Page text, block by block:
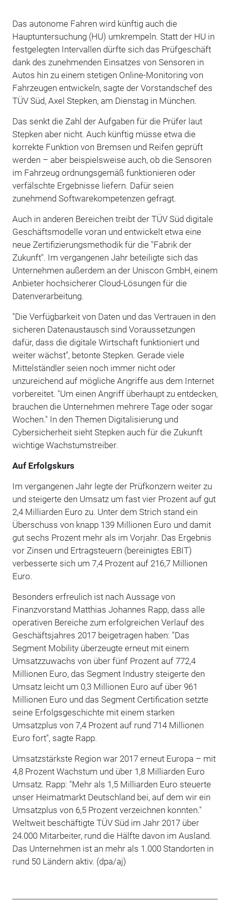
Das autonome Fahren wird künftig auch die
Hauptuntersuchung (HU) umkrempeln. Statt der HU in
festgelegten Intervallen dürfte sich das Prüfgeschäft
dank des zunehmenden Einsatzes von Sensoren in
Autos hin zu einem stetigen Online-Monitoring von
Fahrzeugen entwickeln, sagte der Vorstandschef des
TÜV Süd, Axel Stepken, am Dienstag in München.
Das senkt die Zahl der Aufgaben für die Prüfer laut
Stepken aber nicht. Auch künftig müsse etwa die
korrekte Funktion von Bremsen und Reifen geprüft
werden – aber beispielsweise auch, ob die Sensoren
im Fahrzeug ordnungsgemäß funktionieren oder
verfälschte Ergebnisse liefern. Dafür seien
zunehmend Softwarekompetenzen gefragt.
Auch in anderen Bereichen treibt der TÜV Süd digitale
Geschäftsmodelle voran und entwickelt etwa eine
neue Zertifizierungsmethodik für die "Fabrik der
Zukunft". Im vergangenen Jahr beteiligte sich das
Unternehmen außerdem an der Uniscon GmbH, einem
Anbieter hochsicherer Cloud-Lösungen für die
Datenverarbeitung.
"Die Verfügbarkeit von Daten und das Vertrauen in den
sicheren Datenaustausch sind Voraussetzungen
dafür, dass die digitale Wirtschaft funktioniert und
weiter wächst", betonte Stepken. Gerade viele
Mittelständler seien noch immer nicht oder
unzureichend auf mögliche Angriffe aus dem Internet
vorbereitet. "Um einen Angriff überhaupt zu entdecken,
brauchen die Unternehmen mehrere Tage oder sogar
Wochen." In den Themen Digitalisierung und
Cybersicherheit sieht Stepken auch für die Zukunft
wichtige Wachstumstreiber.
Auf Erfolgskurs
Im vergangenen Jahr legte der Prüfkonzern weiter zu
und steigerte den Umsatz um fast vier Prozent auf gut
2,4 Milliarden Euro zu. Unter dem Strich stand ein
Überschuss von knapp 139 Millionen Euro und damit
gut sechs Prozent mehr als im Vorjahr. Das Ergebnis
vor Zinsen und Ertragsteuern (bereinigtes EBIT)
verbesserte sich um 7,4 Prozent auf 216,7 Millionen
Euro.
Besonders erfreulich ist nach Aussage von
Finanzvorstand Matthias Johannes Rapp, dass alle
operativen Bereiche zum erfolgreichen Verlauf des
Geschäftsjahres 2017 beigetragen haben: "Das
Segment Mobility überzeugte erneut mit einem
Umsatzzuwachs von über fünf Prozent auf 772,4
Millionen Euro, das Segment Industry steigerte den
Umsatz leicht um 0,3 Millionen Euro auf über 961
Millionen Euro und das Segment Certification setzte
seine Erfolgsgeschichte mit einem starken
Umsatzplus von 7,4 Prozent auf rund 714 Millionen
Euro fort", sagte Rapp.
Umsatzstärkste Region war 2017 erneut Europa – mit
4,8 Prozent Wachstum und über 1,8 Milliarden Euro
Umsatz. Rapp: "Mehr als 1,5 Milliarden Euro steuerte
unser Heimatmarkt Deutschland bei, auf dem wir ein
Umsatzplus von 6,5 Prozent verzeichnen konnten."
Weltweit beschäftigte TÜV Süd im Jahr 2017 über
24.000 Mitarbeiter, rund die Hälfte davon im Ausland.
Das Unternehmen ist an mehr als 1.000 Standorten in
rund 50 Ländern aktiv. (dpa/aj)